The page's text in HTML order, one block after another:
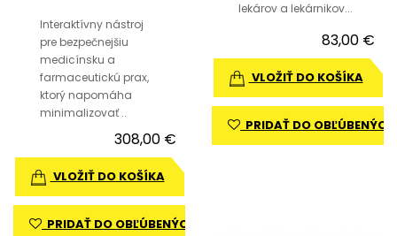
Interaktívny nástroj
pre bezpečnejšiu
medicínsku a
farmaceutickú prax,
ktorý napomáha
minimalizovať ..
308,00 €
VLOŽIŤ DO KOŠÍKA
PRIDAŤ DO OBĽÚBENÝCH
lekárov a lekárnikov...
83,00 €
VLOŽIŤ DO KOŠÍKA
PRIDAŤ DO OBĽÚBENÝCH